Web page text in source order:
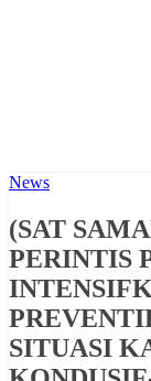
News
(SAT
PERINTIS
SITUASI